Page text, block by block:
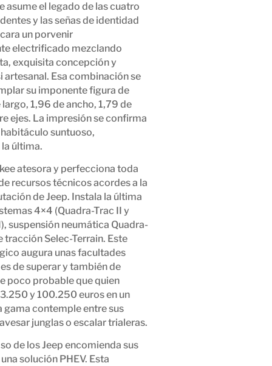
asume el legado de las cuatro
y las señas de identidad
un porvenir
electrificado mezclando
exquisita concepción y
artesanal. Esa combinación se
su imponente figura de
1,96 de ancho, 1,79 de
ejes. La impresión se confirma
suntuoso,
última.
atesora y perfecciona toda
recursos técnicos acordes a la
de Jeep. Instala la última
4×4 (Quadra-Trac II y
suspensión neumática Quadra-
Selec-Terrain. Este
augura unasfacultades
de superar y también de
poco probable que quien
y 100.250 euros en un
gama contemple entre sus
junglas o escalar trialeras.
de los Jeep encomienda sus
solución PHEV. Esta